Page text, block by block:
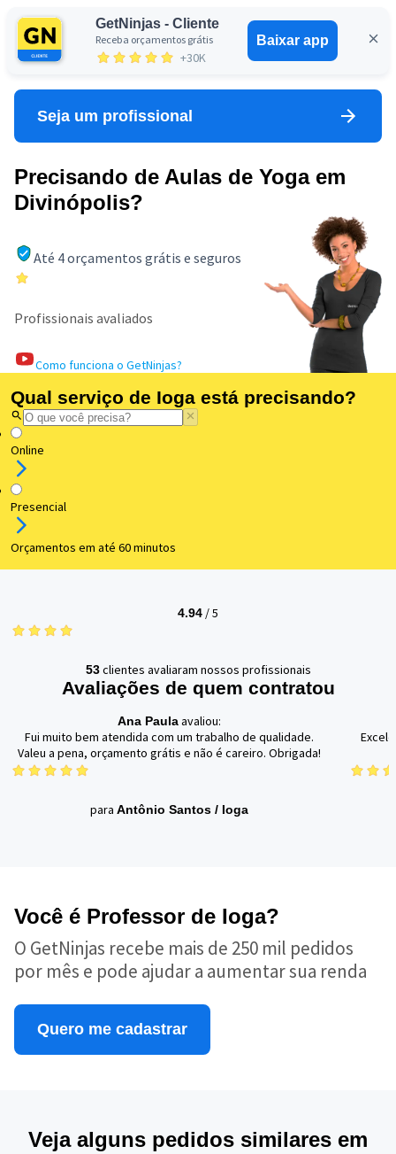
GetNinjas - Cliente
Receba orçamentos grátis
+30K
Baixar app
Entrar
Seja um profissional
Precisando de Aulas de Yoga em
Divinópolis?
Até 4 orçamentos grátis e seguros
Profissionais avaliados
Como funciona o GetNinjas?
Qual serviço de Ioga está precisando?
Online
Presencial
Orçamentos em até 60 minutos
4.94 /5
53clientes avaliaram nossos profissionais
Avaliações de quem contratou
Ana Paulaavaliou:
Fui muito bem atendida com um trabalho de qualidade.
Valeu a pena, orçamento grátis e não é careiro. Obrigada!
para Antônio Santos / Ioga
Você é Professor de Ioga?
O GetNinjas recebe mais de 250 mil pedidos
por mês e pode ajudar a aumentar sua renda
Quero me cadastrar
Veja alguns pedidos similares em